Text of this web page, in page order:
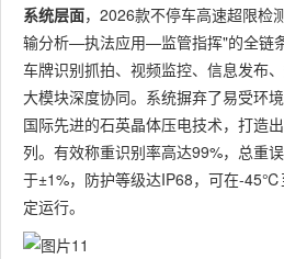
系统层面，2026款不停车高速超限
输分析—执法应用—监管指挥"的全链
车牌识别抓拍、视频监控、信息发布
大模块深度协同。系统摒弃了易受环
国际先进的石英晶体压电技术，打造
列。有效称重识别率高达99%，总重
于±1%，防护等级达IP68，可在-
定运行。